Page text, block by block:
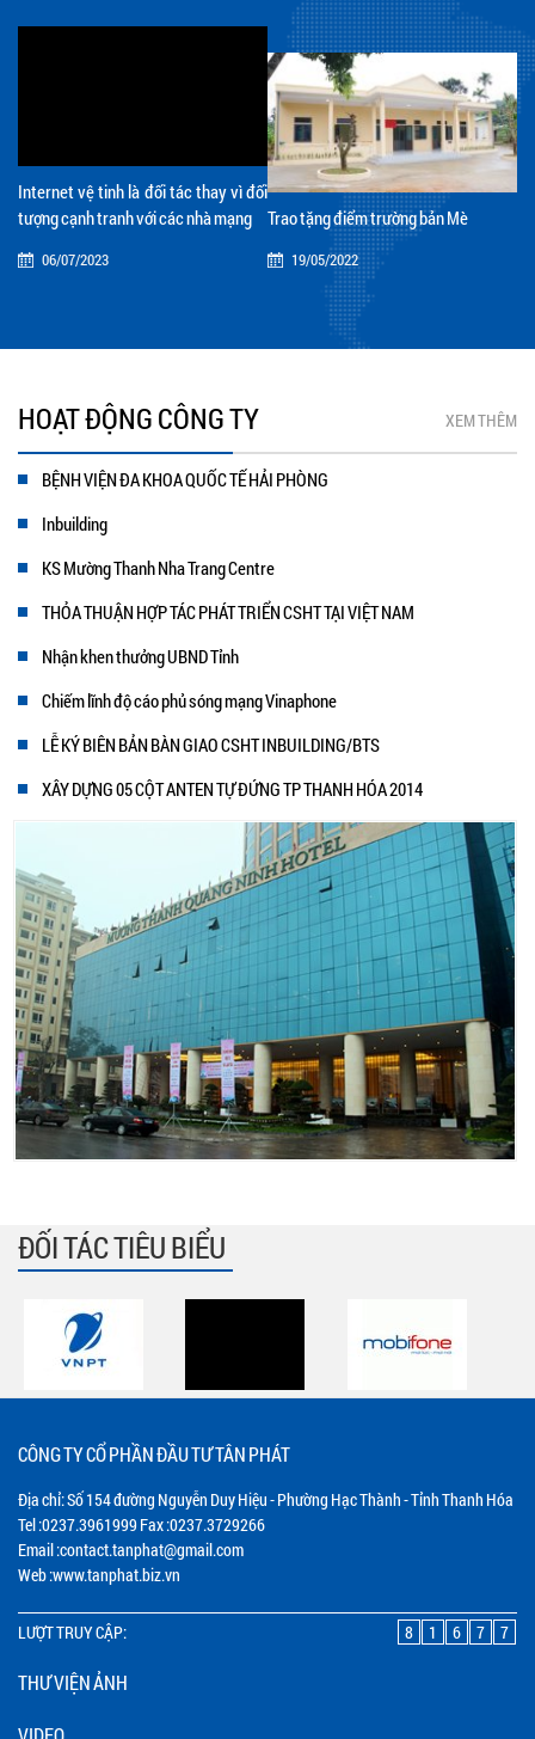
Internet vệ tinh là đối tác thay vì đối
tượng cạnh tranh với các nhà mạng
06/07/2023
Trao tặng điểm trường bản Mè
19/05/2022
HOẠT ĐỘNG CÔNG TY XEM THÊM
BỆNH VIỆN ĐA KHOA QUỐC TẾ HẢI PHÒNG
Inbuilding
KS Mường Thanh Nha Trang Centre
THỎA THUẬN HỢP TÁC PHÁT TRIỂN CSHT TẠI VIỆT NAM
Nhận khen thưởng UBND Tỉnh
Chiếm lĩnh độ cáo phủ sóng mạng Vinaphone
LỄ KÝ BIÊN BẢN BÀN GIAO CSHT INBUILDING/BTS
XÂY DỰNG 05 CỘT ANTEN TỰ ĐỨNG TP THANH HÓA 2014
ĐỐI TÁC TIÊU BIỂU
CÔNG TY CỔ PHẦN ĐẦU TƯ TÂN PHÁT
Địa chỉ: Số 154 đường Nguyễn Duy Hiệu - Phường Hạc Thành - Tỉnh Thanh Hóa
Tel :0237.3961999 Fax :0237.3729266
Email :contact.tanphat@gmail.com
Web :www.tanphat.biz.vn
LƯỢT TRUY CẬP: 8 1 6 7 7
THƯ VIỆN ẢNH